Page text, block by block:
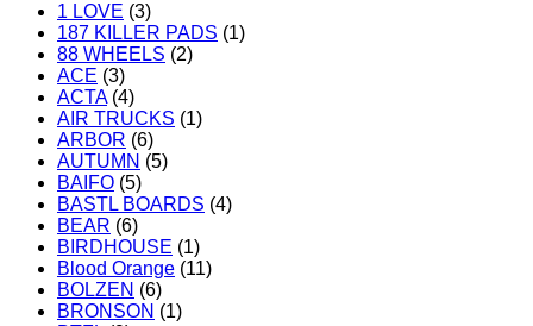
1 LOVE (3)
187 KILLER PADS (1)
88 WHEELS (2)
ACE (3)
ACTA (4)
AIR TRUCKS (1)
ARBOR (6)
AUTUMN (5)
BAIFO (5)
BASTL BOARDS (4)
BEAR (6)
BIRDHOUSE (1)
Blood Orange (11)
BOLZEN (6)
BRONSON (1)